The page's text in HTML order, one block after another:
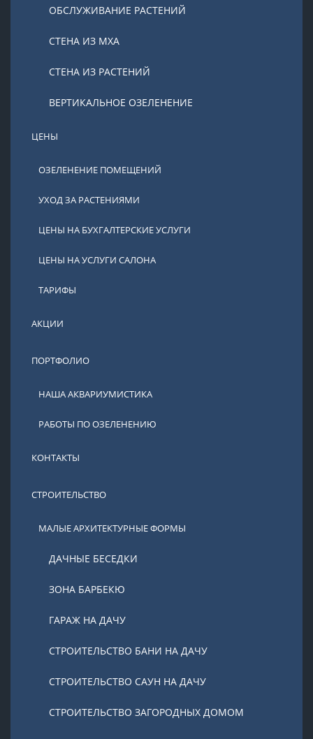
ОБСЛУЖИВАНИЕ РАСТЕНИЙ
СТЕНА ИЗ МХА
СТЕНА ИЗ РАСТЕНИЙ
ВЕРТИКАЛЬНОЕ ОЗЕЛЕНЕНИЕ
ЦЕНЫ
ОЗЕЛЕНЕНИЕ ПОМЕЩЕНИЙ
УХОД ЗА РАСТЕНИЯМИ
ЦЕНЫ НА БУХГАЛТЕРСКИЕ УСЛУГИ
ЦЕНЫ НА УСЛУГИ САЛОНА
ТАРИФЫ
АКЦИИ
ПОРТФОЛИО
НАША АКВАРИУМИСТИКА
РАБОТЫ ПО ОЗЕЛЕНЕНИЮ
КОНТАКТЫ
СТРОИТЕЛЬСТВО
МАЛЫЕ АРХИТЕКТУРНЫЕ ФОРМЫ
ДАЧНЫЕ БЕСЕДКИ
ЗОНА БАРБЕКЮ
ГАРАЖ НА ДАЧУ
СТРОИТЕЛЬСТВО БАНИ НА ДАЧУ
СТРОИТЕЛЬСТВО САУН НА ДАЧУ
СТРОИТЕЛЬСТВО ЗАГОРОДНЫХ ДОМОМ